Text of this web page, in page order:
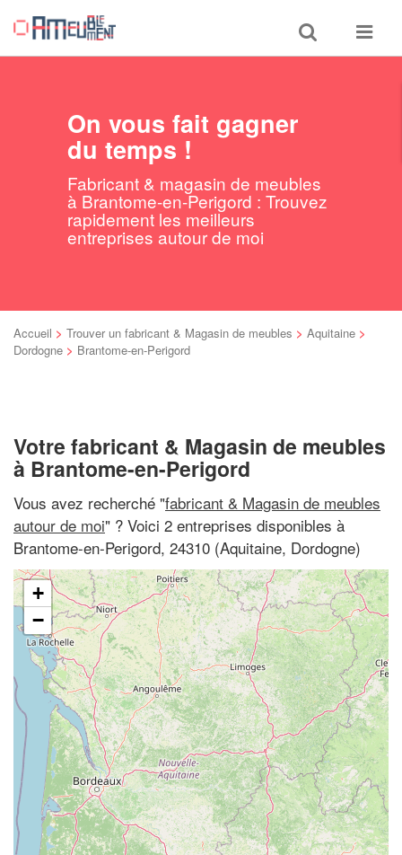
Toggle
search
Toggle
On vous fait gagner
du temps !
Fabricant & magasin de meubles
à Brantome-en-Perigord : Trouvez
rapidement les meilleurs
entreprises autour de moi
Accueil > Trouver un fabricant & Magasin de meubles > Aquitaine >
Dordogne > Brantome-en-Perigord
Votre fabricant & Magasin de meubles
à Brantome-en-Perigord
Vous avez recherché "fabricant & Magasin de meubles
autour de moi" ? Voici 2 entreprises disponibles à
Brantome-en-Perigord, 24310 (Aquitaine, Dordogne)
+
−